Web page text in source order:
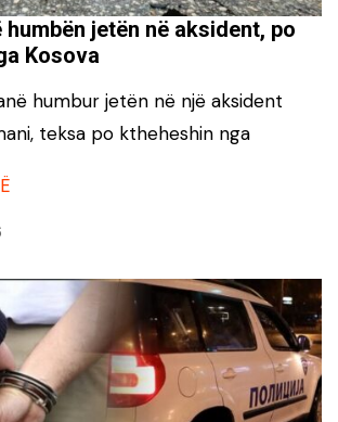
jetën në aksident, po
Kosova
humbur jetën në një aksident
teksa po ktheheshin nga